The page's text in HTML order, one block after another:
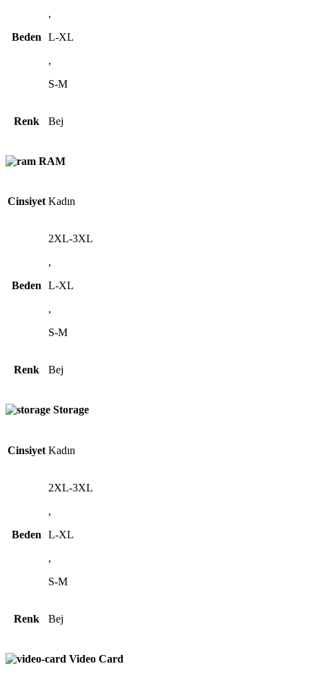
Beden
,
L-XL
,
S-M
Renk Bej
RAM
Cinsiyet Kadın
Beden
2XL-3XL
,
L-XL
,
S-M
Renk Bej
Storage
Cinsiyet Kadın
Beden
2XL-3XL
,
L-XL
,
S-M
Renk Bej
Video Card